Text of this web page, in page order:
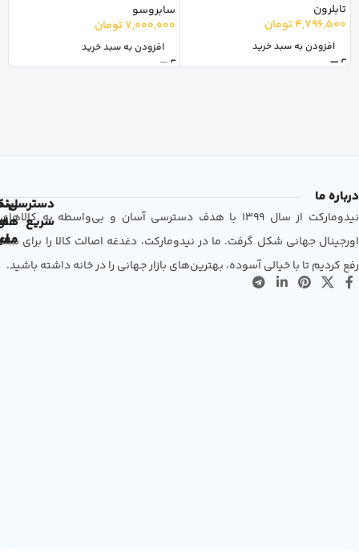
تابلرون
4,796,500تومان
افزودن به سبد خرید
سابروسو
7,000,000تومان
افزودن به سبد خرید
درباره ما
نیدومارکت از سال 1399 با هدف دسترسی آسان و بی‌واسطه به کالاهای
اورجینال جهانی شکل گرفت. ما در نیدومارکت، دغدغه اصالت کالا را برای شما
رفع کردیم تا با خیالی آسوده، بهترین‌های بازار جهانی را در خانه داشته باشید.
دسترسی
سریع